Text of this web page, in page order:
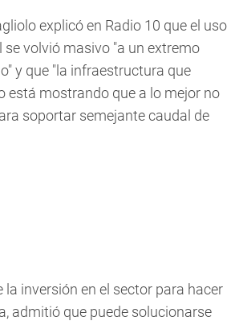
explicó en Radio 10 que el uso
se volvió masivo "a un extremo
y que "la infraestructura que
está mostrando que a lo mejor no
soportar semejante caudal de
la inversión en el sector para hacer
admitió que puede solucionarse